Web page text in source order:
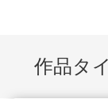
作品タ